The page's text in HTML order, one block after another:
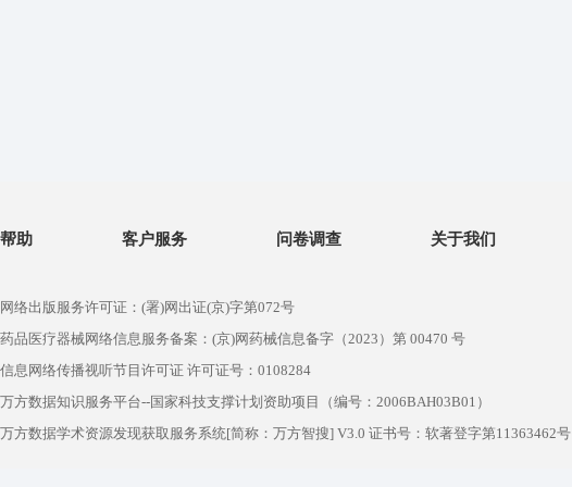
帮助 客户服务 问卷调查 关于我们
网络出版服务许可证：(署)网出证(京)字第072号
药品医疗器械网络信息服务备案：(京)网药械信息备字（2023）第 00470 号
信息网络传播视听节目许可证 许可证号：0108284
万方数据知识服务平台--国家科技支撑计划资助项目（编号：2006BAH03B01）
万方数据学术资源发现获取服务系统[简称：万方智搜] V3.0 证书号：软著登字第11363462号